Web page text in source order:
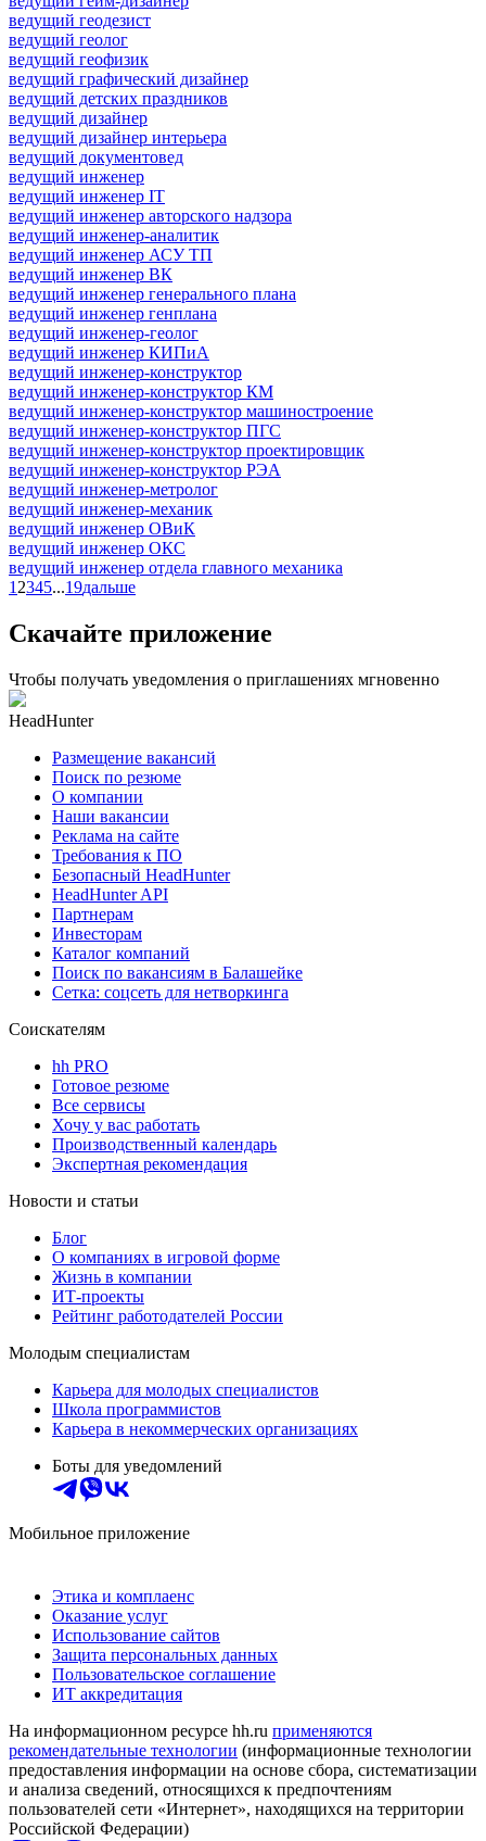
ведущий геодезист
ведущий геолог
ведущий геофизик
ведущий графический дизайнер
ведущий детских праздников
ведущий дизайнер
ведущий дизайнер интерьера
ведущий документовед
ведущий инженер
ведущий инженер IT
ведущий инженер авторского надзора
ведущий инженер-аналитик
ведущий инженер АСУ ТП
ведущий инженер ВК
ведущий инженер генерального плана
ведущий инженер генплана
ведущий инженер-геолог
ведущий инженер КИПиА
ведущий инженер-конструктор
ведущий инженер-конструктор КМ
ведущий инженер-конструктор машиностроение
ведущий инженер-конструктор ПГС
ведущий инженер-конструктор проектировщик
ведущий инженер-конструктор РЭА
ведущий инженер-метролог
ведущий инженер-механик
ведущий инженер ОВиК
ведущий инженер ОКС
ведущий инженер отдела главного механика
1 2345...19дальше
Скачайте приложение
Чтобы получать уведомления о приглашениях мгновенно
HeadHunter
Размещение вакансий
Поиск по резюме
О компании
Наши вакансии
Реклама на сайте
Требования к ПО
Безопасный HeadHunter
HeadHunter API
Партнерам
Инвесторам
Каталог компаний
Поиск по вакансиям в Балашейке
Сетка: соцсеть для нетворкинга
Соискателям
hh PRO
Готовое резюме
Все сервисы
Хочу у вас работать
Производственный календарь
Экспертная рекомендация
Новости и статьи
Блог
О компаниях в игровой форме
Жизнь в компании
ИТ-проекты
Рейтинг работодателей России
Молодым специалистам
Карьера для молодых специалистов
Школа программистов
Карьера в некоммерческих организациях
Боты для уведомлений
Мобильное приложение
Этика и комплаенс
Оказание услуг
Использование сайтов
Защита персональных данных
Пользовательское соглашение
ИТ аккредитация
На информационном ресурсе hh.ru применяются
рекомендательные технологии (информационные технологии
предоставления информации на основе сбора, систематизации
и анализа сведений, относящихся к предпочтениям
пользователей сети «Интернет», находящихся на территории
Российской Федерации)